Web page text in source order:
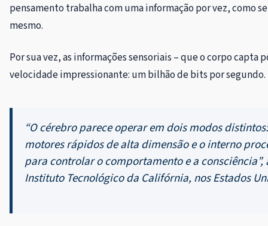
pensamento trabalha com uma informação por vez, como
mesmo.
Por sua vez, as informações sensoriais – que o corpo capta
velocidade impressionante: um bilhão de bits por segundo.
“O cérebro parece operar em dois modos
motores rápidos de alta dimensão e o interno
para controlar o comportamento e a
Instituto Tecnológico da Califórnia, nos Estados